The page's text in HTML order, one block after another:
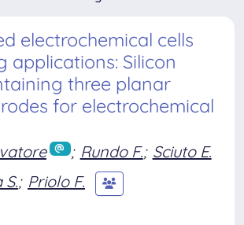
electrochemical cells
applications: Silicon
three planar
for electrochemical
; Rundo F.; Sciuto E.
; Priolo F.